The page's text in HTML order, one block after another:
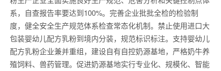
系，自查报告率要达到100%。完善企业批批全检的检验制
度，健全安全生产规范体系检查常态化机制。禁止使用进口大
包装婴幼儿配方乳粉到境内分装，规范标识标注。支持婴幼儿
配方乳粉企业兼并重组，建设自有自控奶源基地，严格奶牛养
殖饲料、兽药管理。促进奶源基地实行专业化、规模化、智能